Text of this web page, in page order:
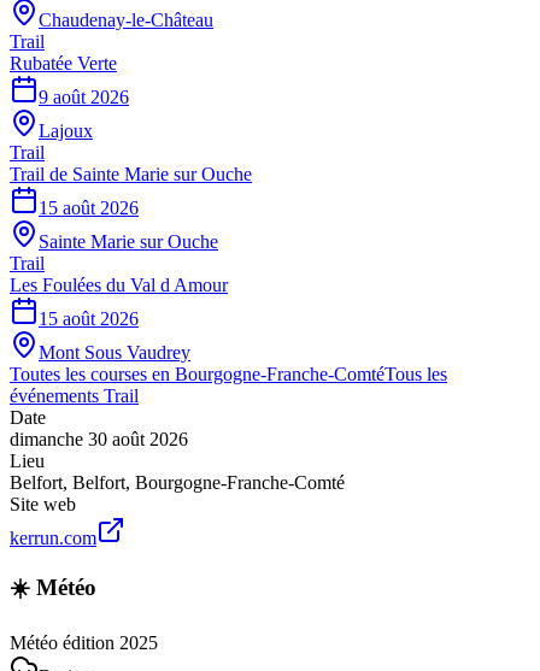
Chaudenay-le-Château
Trail
Rubatée Verte
9 août 2026
Lajoux
Trail
Trail de Sainte Marie sur Ouche
15 août 2026
Sainte Marie sur Ouche
Trail
Les Foulées du Val d Amour
15 août 2026
Mont Sous Vaudrey
Toutes les courses en Bourgogne-Franche-ComtéTous les
événements Trail
Date
dimanche 30 août 2026
Lieu
Belfort, Belfort, Bourgogne-Franche-Comté
Site web
kerrun.com
☀️ Météo
Météo édition 2025